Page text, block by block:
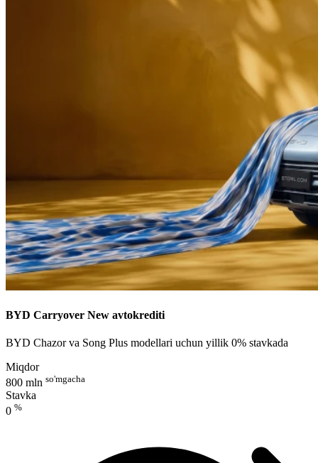
BYD Carryover New avtokrediti
BYD Chazor va Song Plus modellari uchun yillik 0% stavkada
Miqdor
800 mln so'mgacha
Stavka
0 %